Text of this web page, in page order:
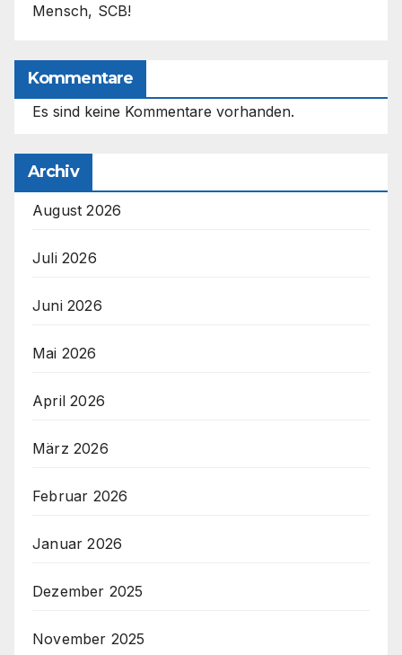
Mensch, SCB!
Kommentare
Es sind keine Kommentare vorhanden.
Archiv
August 2026
Juli 2026
Juni 2026
Mai 2026
April 2026
März 2026
Februar 2026
Januar 2026
Dezember 2025
November 2025